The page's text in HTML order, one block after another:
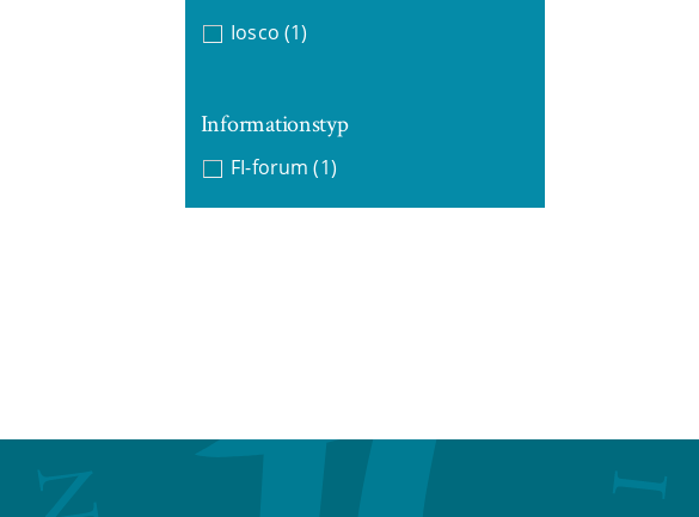
Iosco (1)
Informationstyp
FI-forum (1)